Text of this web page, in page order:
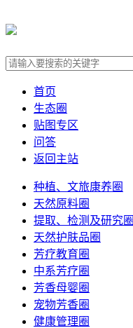
首页
生态圈
贴图专区
问答
返回主站
种植、文旅康养圈
天然原料圈
提取、检测及研究圈
天然护肤品圈
芳疗教育圈
中系芳疗圈
芳香母婴圈
宠物芳香圈
健康管理圈